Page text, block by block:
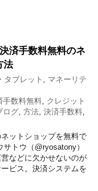
済手数料無料のネ
法
タブレット
マネーリテ
手数料無料 クレジット
ログ 方法 決済手数料
ットショップを無料で
トウ（@ryosatony）
などに欠かせないのが
ビス。決済システムを